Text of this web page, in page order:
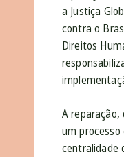
a Justiça
contra o
Direitos
A reparação,
um
centralidade